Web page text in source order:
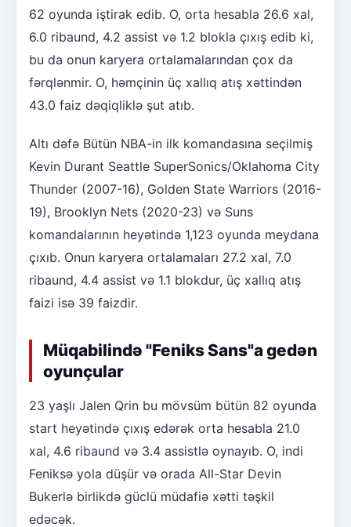
62 oyunda iştirak edib. O, orta hesabla 26.6 xal,
6.0 ribaund, 4.2 assist və 1.2 blokla çıxış edib ki,
bu da onun karyera ortalamalarından çox da
fərqlənmir. O, həmçinin üç xallıq atış xəttindən
43.0 faiz dəqiqliklə şut atıb.
Altı dəfə Bütün NBA-in ilk komandasına seçilmiş
Kevin Durant Seattle SuperSonics/Oklahoma City
Thunder (2007-16), Golden State Warriors (2016-
19), Brooklyn Nets (2020-23) və Suns
komandalarının heyətində 1,123 oyunda meydana
çıxıb. Onun karyera ortalamaları 27.2 xal, 7.0
ribaund, 4.4 assist və 1.1 blokdur, üç xallıq atış
faizi isə 39 faizdir.
Müqabilində "Feniks Sans"a gedən
oyunçular
23 yaşlı Jalen Qrin bu mövsüm bütün 82 oyunda
start heyətində çıxış edərək orta hesabla 21.0
xal, 4.6 ribaund və 3.4 assistlə oynayıb. O, indi
Feniksə yola düşür və orada All-Star Devin
Bukerlə birlikdə güclü müdafiə xətti təşkil
edəcək.